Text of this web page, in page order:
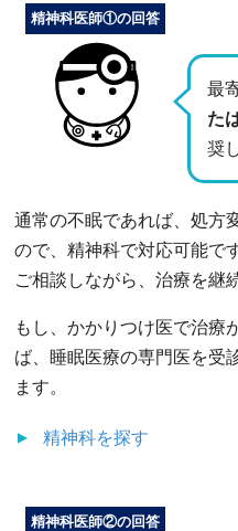
最
た
奨
精神科医師①の回答
通常の不眠であれば、処方
ので、精神科で対応可能で
ご相談しながら、治療を継
もし、かかりつけ医で治療
ば、睡眠医療の専門医を受
ます。
精神科を探す
精神科医師②の回答